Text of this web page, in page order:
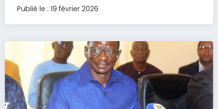
Publié le : 19 février 2026